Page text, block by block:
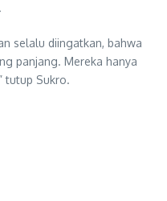
selalu diingatkan, bahwa
panjang. Mereka hanya
tutup Sukro.